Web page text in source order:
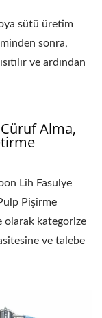
sütü üretim
sonra,
ve ardından
Alma,
Lih Fasulye
Pişirme
olarak kategorize
ve talebe